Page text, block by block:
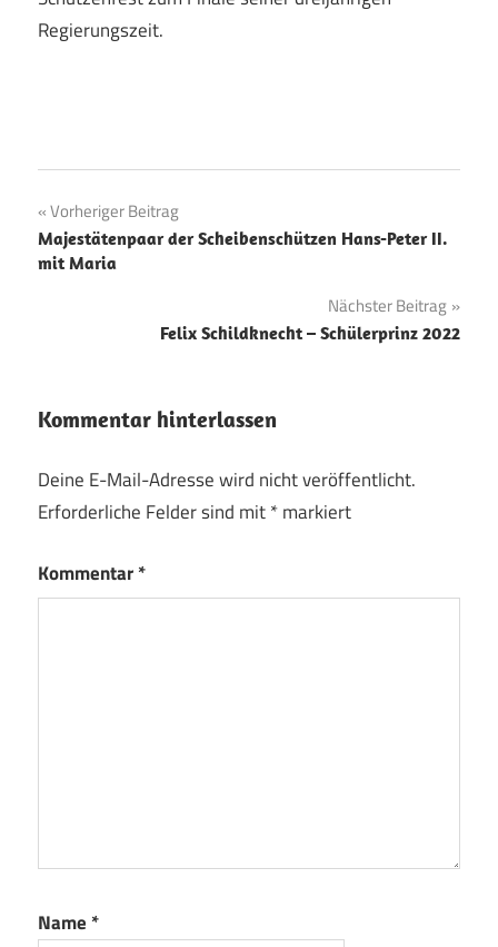
Regierungszeit.
Beitragsnavigation
Vorheriger Beitrag
Majestätenpaar der Scheibenschützen Hans-Peter II.
mit Maria
Nächster Beitrag
Felix Schildknecht – Schülerprinz 2022
Kommentar hinterlassen
Deine E-Mail-Adresse wird nicht veröffentlicht.
Erforderliche Felder sind mit*markiert
Kommentar*
Name *